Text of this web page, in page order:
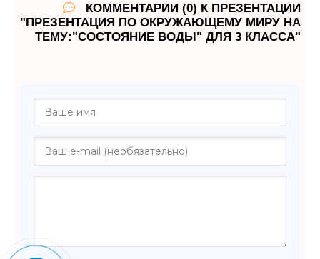
КОММЕНТАРИИ (0) К ПРЕЗЕНТАЦИИ
"ПРЕЗЕНТАЦИЯ ПО ОКРУЖАЮЩЕМУ МИРУ НА
ТЕМУ:"СОСТОЯНИЕ ВОДЫ" ДЛЯ 3 КЛАССА"